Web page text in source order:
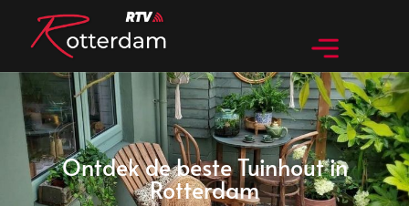
Ontdek de beste Tuinhout in
Rotterdam